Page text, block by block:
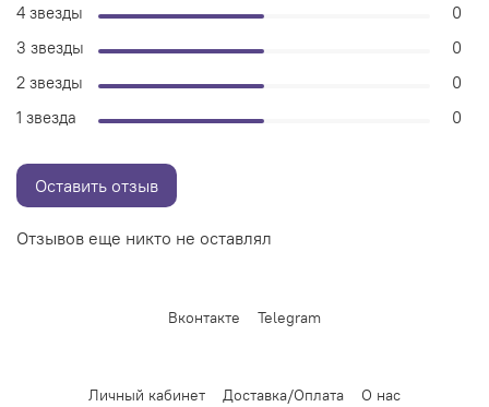
Отзывов еще никто не оставлял
4 звезды
0
3 звезды
0
2 звезды
0
1 звезда
0
Оставить отзыв
Вконтакте Telegram
Личный кабинет Доставка/Оплата
О нас